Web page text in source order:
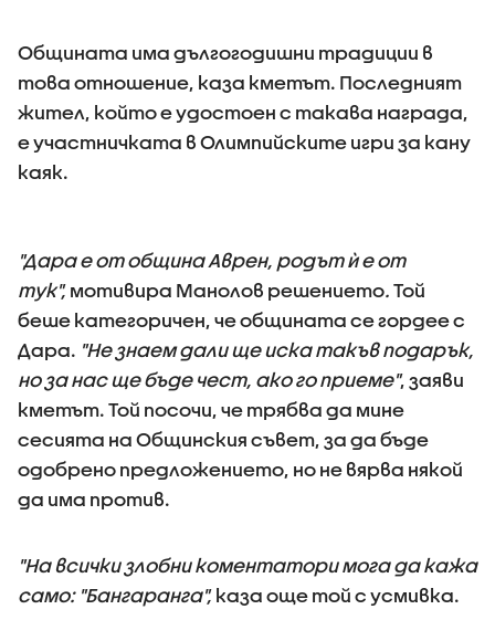
Общината има дългогодишни традиции в
това отношение, каза кметът. Последният
жител, който е удостоен с такава награда,
е участничката в Олимпийските игри за кану
каяк.
"Дара е от община Аврен, родът ѝ е от
тук", мотивира Манолов решението. Той
беше категоричен, че общината се гордее с
Дара. "Не знаем дали ще иска такъв подарък,
но за нас ще бъде чест, ако го приеме", заяви
кметът. Той посочи, че трябва да мине
сесията на Общинския съвет, за да бъде
одобрено предложението, но не вярва някой
да има против.
"На всички злобни коментатори мога да кажа
само: "Бангаранга", каза още той с усмивка.